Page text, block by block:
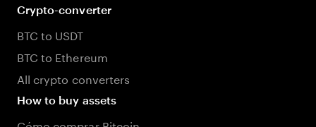
Crypto-converter
BTC to USDT
BTC to Ethereum
All crypto converters
How to buy assets